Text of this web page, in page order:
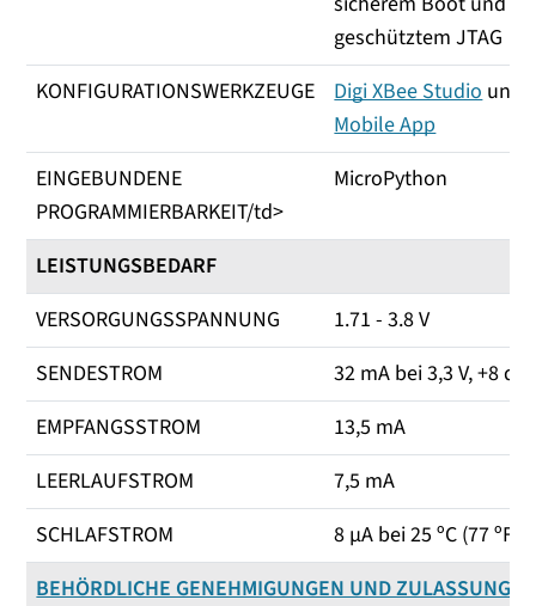
geschütztem JTAG
KONFIGURATIONSWERKZEUGE
Digi XBee Studiound
Mobile App
EINGEBUNDENE
PROGRAMMIERBARKEIT/td>
MicroPython
LEISTUNGSBEDARF
VERSORGUNGSSPANNUNG
1.71 - 3.8 V
SENDESTROM
32 mA bei 3,3 V, +8
EMPFANGSSTROM
13,5 mA
LEERLAUFSTROM
7,5 mA
SCHLAFSTROM
8 µA bei 25 ºC (77 ºF)
BEHÖRDLICHE GENEHMIGUNGEN UND